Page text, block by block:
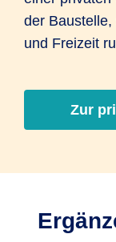
der
und Freizeit
Zur